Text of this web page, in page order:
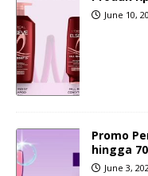
June 10,
Promo
hingga
June 3,